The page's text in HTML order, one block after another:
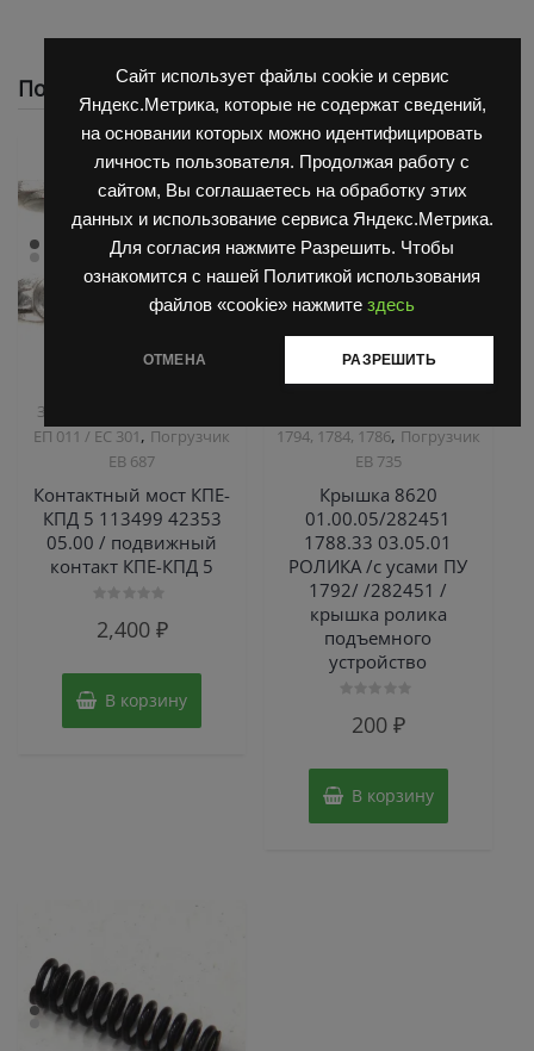
Сайт использует файлы cookie и сервис
Яндекс.Метрика, которые не содержат сведений,
на основании которых можно идентифицировать
личность пользователя. Продолжая работу с
сайтом, Вы соглашаетесь на обработку этих
данных и использование сервиса Яндекс.Метрика.
Для согласия нажмите Разрешить. Чтобы
ознакомится с нашей Политикой использования
файлов «cookie» нажмите здесь
ОТМЕНА РАЗРЕШИТЬ
Похожие
Запчасти ЕП 001 / ЕП 006 /
ЕП 011 / ЕС 301, Погрузчик
ЕВ 687
Контактный мост КПЕ-
КПД 5 113499 42353
05.00 / подвижный
контакт КПЕ-КПД 5
02,400 ₽
В корзину
Запчасти Балканкар,
1794, 1784, 1786, Погрузчик
ЕВ 735
Крышка 8620
01.00.05/282451
1788.33 03.05.01
РОЛИКА /с усами ПУ
1792/ /282451 /
крышка ролика
подъемного
устройство
200 ₽
В корзину